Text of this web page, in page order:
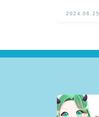
2024.06.25